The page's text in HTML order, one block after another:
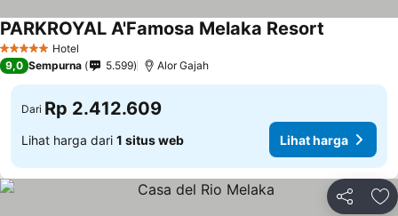
5 Bintang Hotel
PARKROYAL A'Famosa Melaka Resort
9,0 Sempurna 5.599 Alor Gajah
Dari Rp 2.412.609
Lihat harga dari 1 situs web Lihat harga
Bagikan